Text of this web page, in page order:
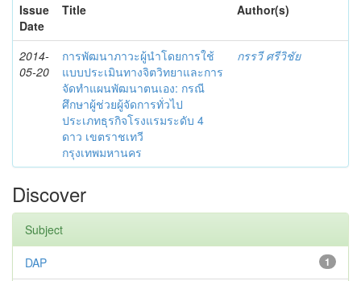
Issue
Date
Title Author(s)
2014-
05-20
การพัฒนาภาวะผู้นำโดยการใช้
แบบประเมินทางจิตวิทยาและการ
จัดทำแผนพัฒนาตนเอง: กรณี
ศึกษาผู้ช่วยผู้จัดการทั่วไป
ประเภทธุรกิจโรงแรมระดับ 4
ดาว เขตราชเทวี
กรุงเทพมหานคร
กรรวี ศรีวิชัย
Discover
Subject
1
DAP